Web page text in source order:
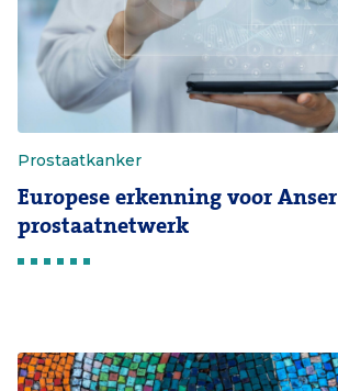
Prostaatkanker
Europese erkenning voor Anser
prostaatnetwerk